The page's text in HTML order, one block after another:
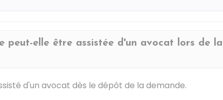
peut-elle être assistée d'un avocat lors de la
d'un avocat dès le dépôt de la demande.